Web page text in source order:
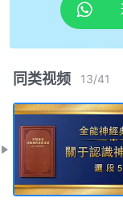
同类视频 13/41